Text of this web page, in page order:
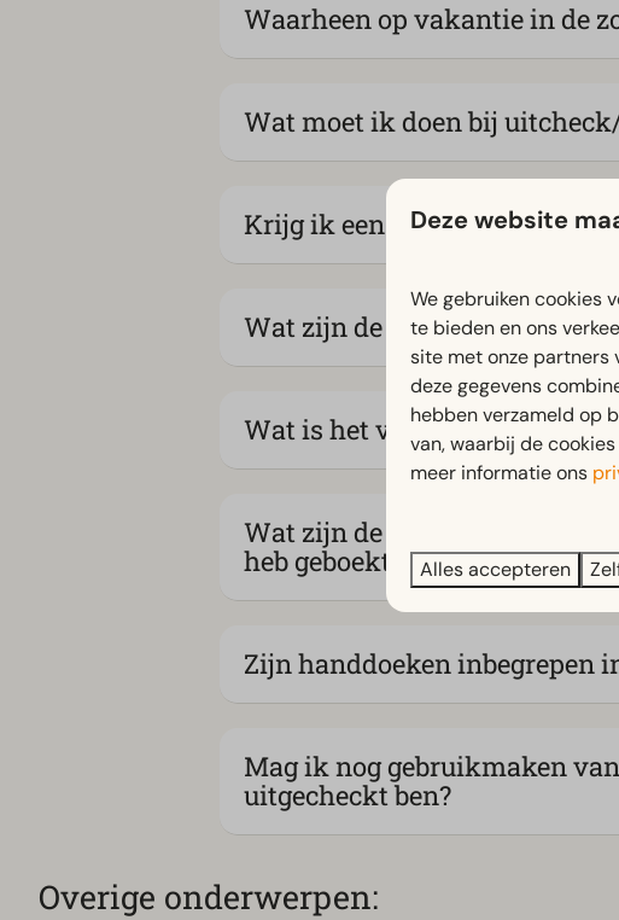
Waarheen op vakantie in de
Wat moet ik doen bij
Krijg ik een welkomstpakket/
Wat zijn de aankomst- en
Wat is het verschil tussen
Wat zijn de aankomst- en
heb geboekt?
Zijn handdoeken inbegrepen
Mag ik nog gebruikmaken
uitgecheckt ben?
Overige onderwerpen:
Deze website
We gebruiken cookies
te bieden en ons
site met onze partners
deze gegevens
hebben verzameld op
van, waarbij de
meer informatie ons
Alles accepteren